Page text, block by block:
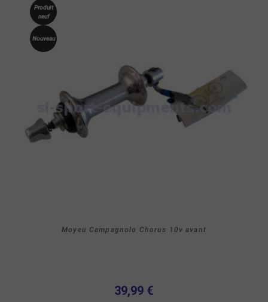
Produit
neuf
Nouveau
Moyeu Campagnolo Chorus 10v avant
39,99 €